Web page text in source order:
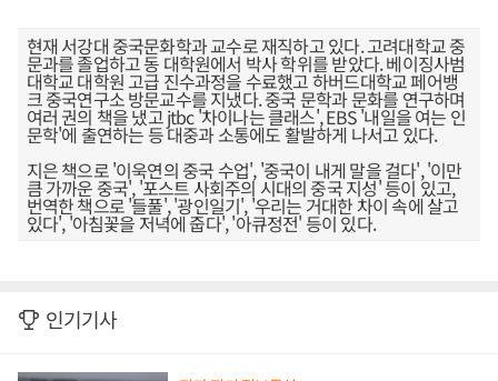
현재 서강대 중국문화학과 교수로 재직하고 있다. 고려대학교 중
문과를 졸업하고 동 대학원에서 박사 학위를 받았다. 베이징사범
대학교 대학원 고급 진수과정을 수료했고 하버드대학교 페어뱅
크 중국연구소 방문교수를 지냈다. 중국 문학과 문화를 연구하며
여러 권의 책을 냈고 jtbc '차이나는 클래스', EBS '내일을 여는 인
문학'에 출연하는 등 대중과 소통에도 활발하게 나서고 있다.
지은 책으로 '이욱연의 중국 수업', '중국이 내게 말을 걸다', '이만
큼 가까운 중국', '포스트 사회주의 시대의 중국 지성' 등이 있고,
번역한 책으로 '들풀', '광인일기', '우리는 거대한 차이 속에 살고
있다', '아침꽃을 저녁에 줍다', '아큐정전' 등이 있다.
인기기사